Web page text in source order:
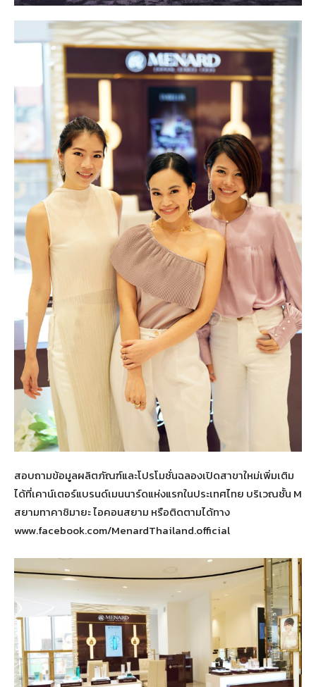
สอบถามข้อมูลผลิตภัณฑ์และโปรโมชั่นฉลองเปิดสาขาใหม่เพิ่มเติม
ได้ที่เคาน์เตอร์แบรนด์เมนนาร์ดแห่งแรกในประเทศไทย บริเวณชั้น M
สยามทาคาชิมายะ ไอคอนสยาม หรือติดตามได้ทาง
www.facebook.com/MenardThailand.official